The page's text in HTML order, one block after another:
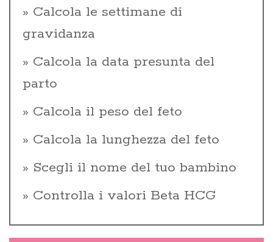
Calcola le settimane di
gravidanza
Calcola la data presunta del
parto
Calcola il peso del feto
Calcola la lunghezza del feto
Scegli il nome del tuo bambino
Controlla i valori Beta HCG